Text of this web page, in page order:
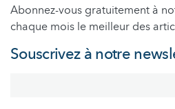
Abonnez-vous gratuitement à
chaque mois le meilleur des
Souscrivez à notre